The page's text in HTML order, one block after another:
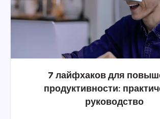
7 лайфхаков для
продуктивности:
руководство